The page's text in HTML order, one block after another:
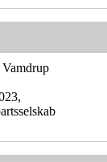
Vamdrup